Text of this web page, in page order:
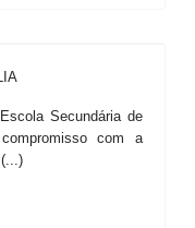
Secundária de
com a